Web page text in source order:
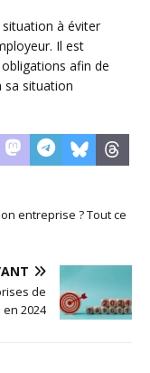
situation à éviter
Il est
afin de
sa situation
entreprise ? Tout ce
de
2024